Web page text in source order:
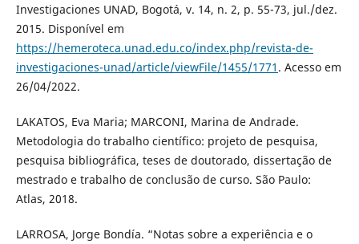
Investigaciones UNAD, Bogotá, v. 14, n. 2, p. 55-73, jul./dez.
2015. Disponível em
https://hemeroteca.unad.edu.co/index.php/revista-de-
investigaciones-unad/article/viewFile/1455/1771 . Acesso em
26/04/2022.
LAKATOS, Eva Maria; MARCONI, Marina de Andrade.
Metodologia do trabalho científico: projeto de pesquisa,
pesquisa bibliográfica, teses de doutorado, dissertação de
mestrado e trabalho de conclusão de curso. São Paulo:
Atlas, 2018.
LARROSA, Jorge Bondía. “Notas sobre a experiência e o